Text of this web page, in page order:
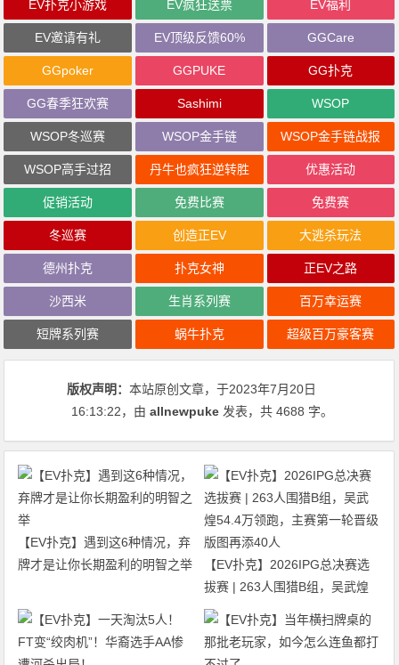
EV扑克小游戏 EV疯狂送票 EV福利
EV邀请有礼 EV顶级反馈60% GGCare
GGpoker GGPUKE GG扑克
GG春季狂欢赛 Sashimi WSOP
WSOP冬巡赛 WSOP金手链 WSOP金手链战报
WSOP高手过招 丹牛也疯狂逆转胜 优惠活动
促销活动 免费比赛 免费赛
冬巡赛 创造正EV 大逃杀玩法
德州扑克 扑克女神 正EV之路
沙西米 生肖系列赛 百万幸运赛
短牌系列赛 蜗牛扑克 超级百万豪客赛
版权声明：本站原创文章，于2023年7月20日
16:13:22，由allnewpuke 发表，共 4688 字。
【EV扑克】遇到这6种情况，弃
牌才是让你长期盈利的明智之举
【EV扑克】2026IPG总决赛选
拔赛 | 263人围猎B组，吴武煌
54.4万领跑，主赛第一轮晋级版